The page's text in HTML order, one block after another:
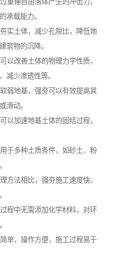
承载能力。
实土体，减少孔隙比，降低地
筑物的沉降。
以改善土体的物理力学性质，
减少渗透性等。
弱地基，强夯可以有效提高其
滑动。
以加速地基土体的固结过程，
于多种土质条件，如砂土、粉
方法相比，强夯施工速度快、
程中无需添加化学材料，对环
单，操作方便，施工过程易于